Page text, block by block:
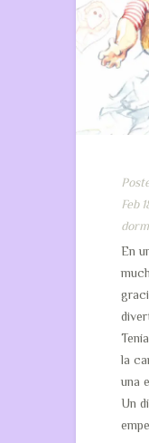
Feb
En
la
una
Un